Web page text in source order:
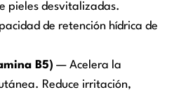
pieles desvitalizadas.
de retención hídrica de
B5) — Acelera la
Reduce irritación,